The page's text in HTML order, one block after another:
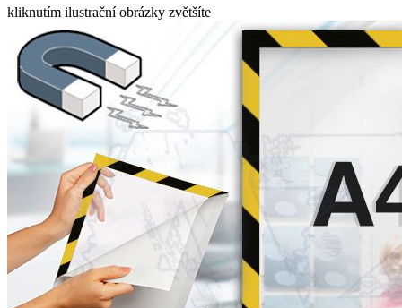
kliknutím ilustrační obrázky zvětšíte